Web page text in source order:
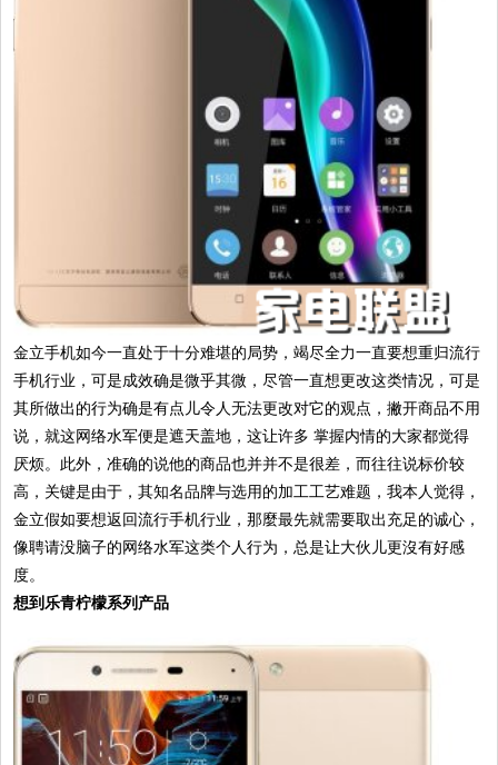
金立手机如今一直处于十分难堪的局势，竭尽全力一直要想重归流行
手机行业，可是成效确是微乎其微，尽管一直想更改这类情况，可是
其所做出的行为确是有点儿令人无法更改对它的观点，撇开商品不用
说，就这网络水军便是遮天盖地，这让许多 掌握内情的大家都觉得
厌烦。此外，准确的说他的商品也并并不是很差，而往往说标价较
高，关键是由于，其知名品牌与选用的加工工艺难题，我本人觉得，
金立假如要想返回流行手机行业，那麼最先就需要取出充足的诚心，
像聘请没脑子的网络水军这类个人行为，总是让大伙儿更沒有好感
度。
想到乐青柠檬系列产品